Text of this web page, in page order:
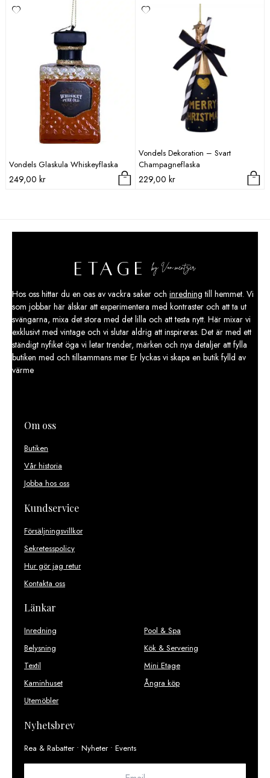
Vondels Glaskula Whiskeyflaska
249,00 kr
Vondels Dekoration – Svart
Champagneflaska
229,00 kr
Hos oss hittar du en oas av vackra saker och inredning till hemmet. Vi
som jobbar här älskar att experimentera med kontraster och att ta ut
svängarna, mixa det stora med det lilla och att testa nytt. Här mixar vi
exklusivt med vintage och vi slutar aldrig att inspireras. Det är med ett
ständigt nyfiket öga vi letar trender, märken och nya detaljer att fylla
butiken med och tillsammans mer Er lyckas vi skapa en butik fylld av
värme
Om oss
Butiken
Vår historia
Jobba hos oss
Kundservice
Försäljningsvillkor
Sekretesspolicy
Hur gör jag retur
Kontakta oss
Länkar
Inredning
Belysning
Textil
Kaminhuset
Utemöbler
Pool & Spa
Kök & Servering
Mini Etage
Ångra köp
Nyhetsbrev
Rea & Rabatter • Nyheter • Events